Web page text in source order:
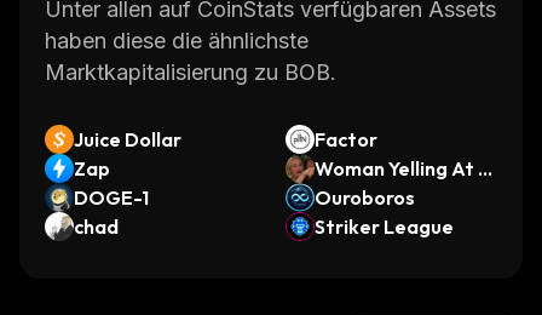
Unter allen auf CoinStats verfügbaren Assets
haben diese die ähnlichste
Marktkapitalisierung zu BOB.
Juice Dollar
Factor
Zap
Woman Yelling At C
at
DOGE-1
Ouroboros
chad
Striker League